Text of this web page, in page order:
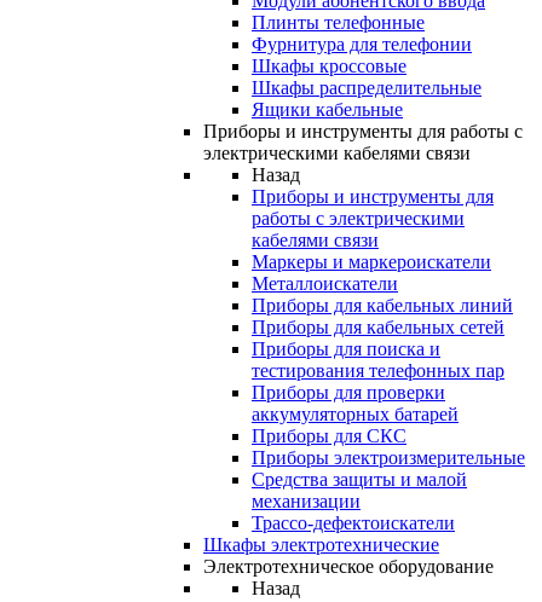
Плинты телефонные
Фурнитура для телефонии
Шкафы кроссовые
Шкафы распределительные
Ящики кабельные
Приборы и инструменты для работы с
электрическими кабелями связи
Назад
Приборы и инструменты для
работы с электрическими
кабелями связи
Маркеры и маркероискатели
Металлоискатели
Приборы для кабельных линий
Приборы для кабельных сетей
Приборы для поиска и
тестирования телефонных пар
Приборы для проверки
аккумуляторных батарей
Приборы для СКС
Приборы электроизмерительные
Средства защиты и малой
механизации
Трассо-дефектоискатели
Шкафы электротехнические
Электротехническое оборудование
Назад